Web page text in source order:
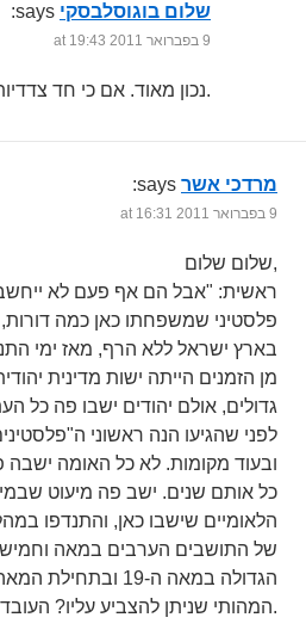
שלום בוגוסלבסקי says:
9 בפברואר 2011 at 19:43
נכון מאוד. אם כי חד צדדיות זו הדרך הגרועה ביותר לעשות זאת.
מרדכי אשר says:
9 בפברואר 2011 at 16:31
שלום שלום,
ראשית: "אבל הם אף פעם לא
פלסטיני שמשפחתו כאן כמה
בארץ ישראל ללא הרף, מאז ימי
מן הזמנים הייתה ישות מדינית
גדולים, אולם יהודים ישבו פה
לפני שהגיעו הנה ראשוני
ובעוד מקומות. לא כל האומה
כל אותם שנים. ישב פה מיעוט
הלאומיים שישבו כאן, והתנדפו
של התושבים הערבים במאה
המהותי שניתן להצביע עליו? העובדות שאתה מכיר שונות – החכם אותי.